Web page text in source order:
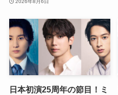
日本初演25周年の節目！ミ